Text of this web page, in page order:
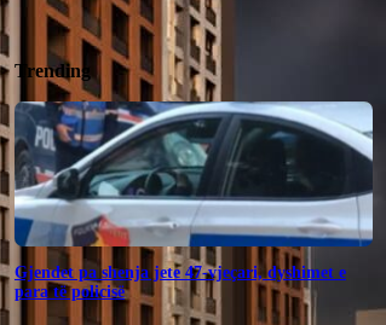
Trending
Gjendet pa shenja jete 47-vjeçari, dyshimet e
para të policisë